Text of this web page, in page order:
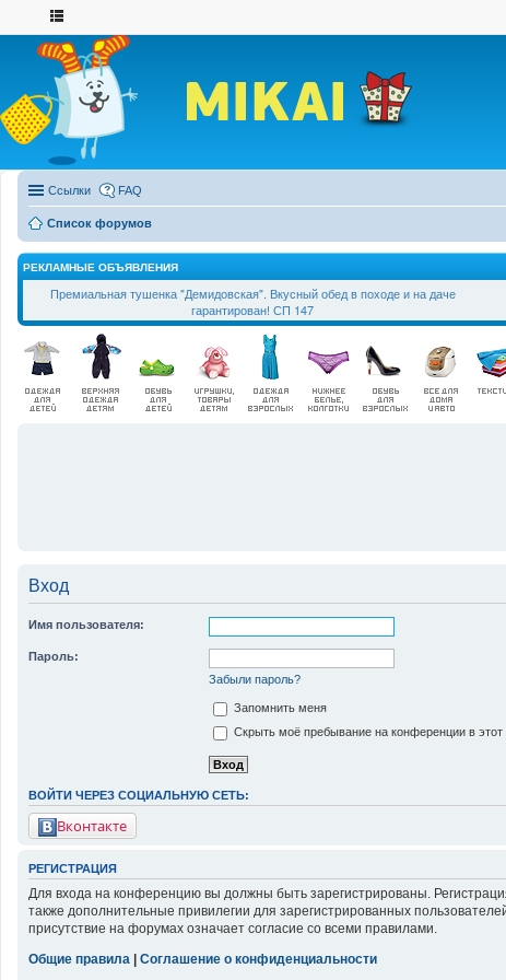
Ссылки FAQ
Список форумов
РЕКЛАМНЫЕ ОБЪЯВЛЕНИЯ
Премиальная тушенка "Демидовская". Вкусный обед в походе и на даче
гарантирован! СП 147
Вход
Имя пользователя:
Пароль:
Забыли пароль?
Запомнить меня
Скрыть моё пребывание на конференции в этот
ВОЙТИ ЧЕРЕЗ СОЦИАЛЬНУЮ СЕТЬ:
Вконтакте
РЕГИСТРАЦИЯ
Для входа на конференцию вы должны быть зарегистрированы.
также дополнительные привилегии для зарегистрированных
присутствие на форумах означает согласие со всеми правилами.
Общие правила
Соглашение о конфиденциальности